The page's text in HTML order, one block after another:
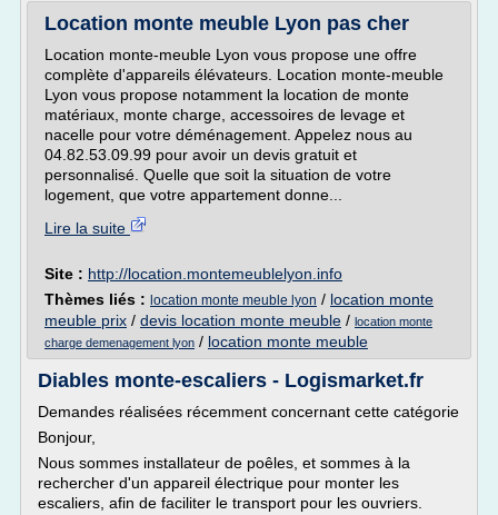
Location monte meuble Lyon pas cher
Location monte-meuble Lyon vous propose une offre
complète d'appareils élévateurs. Location monte-meuble
Lyon vous propose notamment la location de monte
matériaux, monte charge, accessoires de levage et
nacelle pour votre déménagement. Appelez nous au
04.82.53.09.99 pour avoir un devis gratuit et
personnalisé. Quelle que soit la situation de votre
logement, que votre appartement donne...
Lire la suite
Site : http://location.montemeublelyon.info
Thèmes liés : location monte meuble lyon / location monte
meuble prix / devis location monte meuble / location monte
charge demenagement lyon / location monte meuble
Diables monte-escaliers - Logismarket.fr
Demandes réalisées récemment concernant cette catégorie
Bonjour,
Nous sommes installateur de poêles, et sommes à la
rechercher d'un appareil électrique pour monter les
escaliers, afin de faciliter le transport pour les ouvriers.